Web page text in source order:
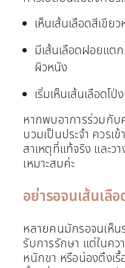
เห็นเส้นเลือดสีเขีย
มีเส้นเลือดฝอยแต
ผิวหนัง
เริ่มเห็นเส้นเลือดโ
หากพบอาการร่วมกั
บวมเป็นประจำ ควรเ
สาเหตุที่แท้จริง และว
เหมาะสมค่ะ
อย่ารอจนเส้นเลื
หลายคนมักรอจนเห็น
รับการรักษา แต่ในคว
หนักขา หรือน่องตึงเ